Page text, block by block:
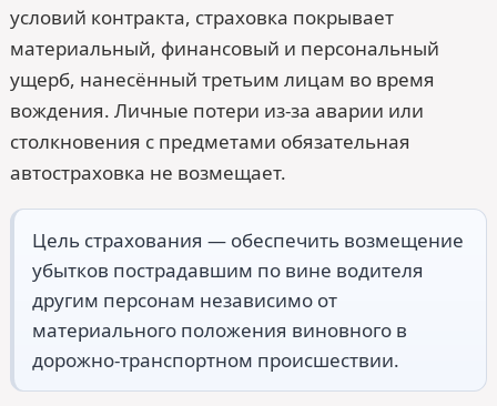
условий контракта, страховка покрывает
материальный, финансовый и персональный
ущерб, нанесённый третьим лицам во время
вождения. Личные потери из-за аварии или
столкновения с предметами обязательная
автостраховка не возмещает.
Цель страхования — обеспечить возмещение
убытков пострадавшим по вине водителя
другим персонам независимо от
материального положения виновного в
дорожно-транспортном происшествии.